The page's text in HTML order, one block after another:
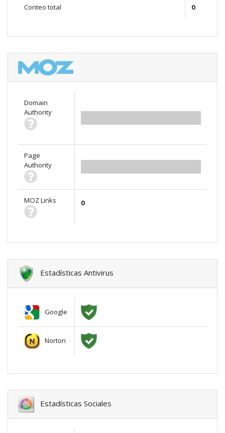
Conteo total 0
Domain
Authority
Page
Authority
MOZ Links 0
Estadísticas Antivirus
Google
Norton
Estadísticas Sociales